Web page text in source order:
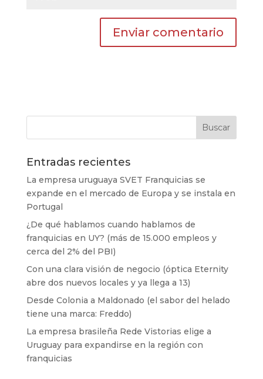
Entradas recientes
La empresa uruguaya SVET Franquicias se
expande en el mercado de Europa y se instala en
Portugal
¿De qué hablamos cuando hablamos de
franquicias en UY? (más de 15.000 empleos y
cerca del 2% del PBI)
Con una clara visión de negocio (óptica Eternity
abre dos nuevos locales y ya llega a 13)
Desde Colonia a Maldonado (el sabor del helado
tiene una marca: Freddo)
La empresa brasileña Rede Vistorias elige a
Uruguay para expandirse en la región con
franquicias